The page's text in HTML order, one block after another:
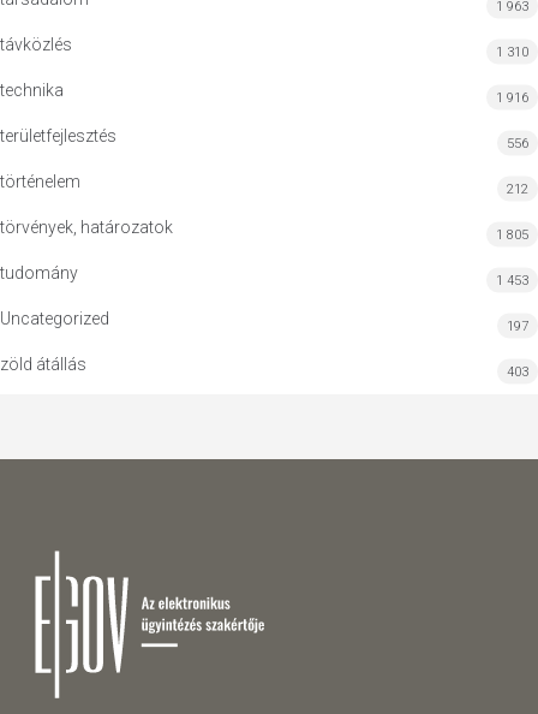
1 963
távközlés 1 310
technika 1 916
területfejlesztés 556
történelem 212
törvények, határozatok 1 805
tudomány 1 453
Uncategorized 197
zöld átállás 403